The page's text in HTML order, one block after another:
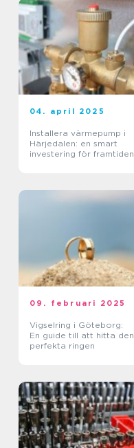
04. april 2025
Installera värmepump i
Härjedalen: en smart
investering för framtiden
09. februari 2025
Vigselring i Göteborg:
En guide till att hitta den
perfekta ringen